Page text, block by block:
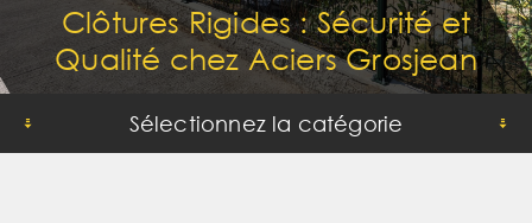
Clôtures Rigides : Sécurité et
Qualité chez Aciers Grosjean
Sélectionnez la catégorie